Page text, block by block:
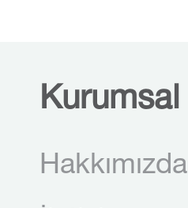
Kurumsal
Hakkımızda